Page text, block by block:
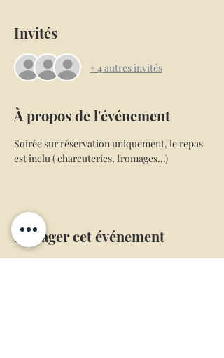
Invités
+ 4 autres invités
À propos de l'événement
Soirée sur réservation uniquement, le repas
est inclu ( charcuteries, fromages…)
Partager cet événement